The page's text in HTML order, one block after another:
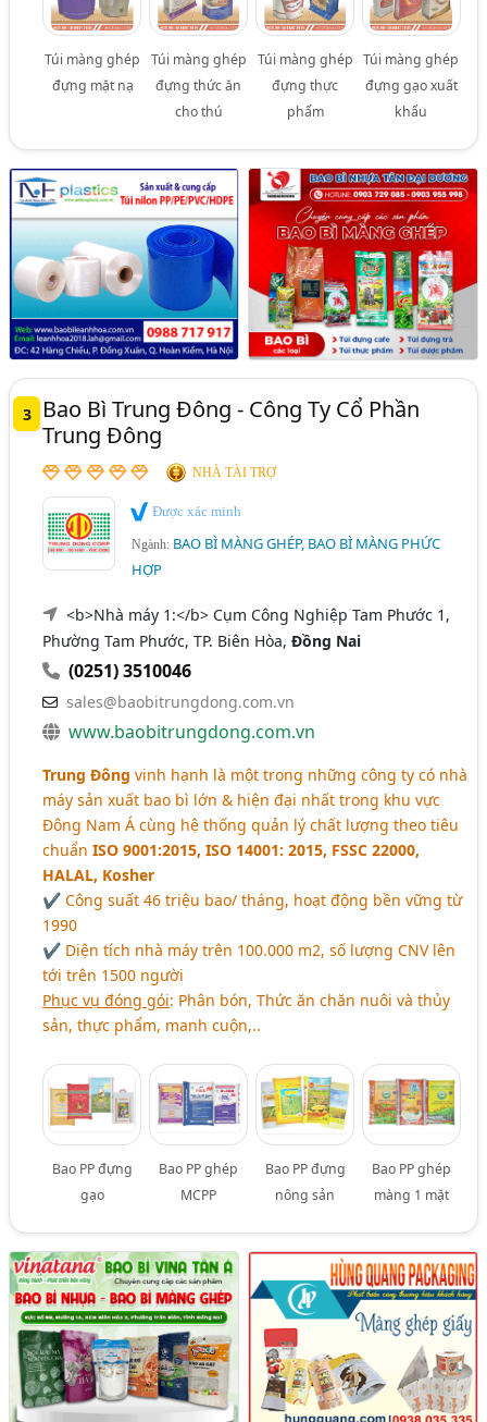
Túi màng ghép
đựng mặt nạ
Túi màng ghép
đựng thức ăn
cho thú
Túi màng ghép
đựng thực
phẩm
Túi màng ghép
đựng gạo xuất
khẩu
3
Bao Bì Trung Đông - Công Ty Cổ Phần
Trung Đông
NHÀ TÀI TRỢ
Được xác minh
Ngành: BAO BÌ MÀNG GHÉP, BAO BÌ MÀNG PHỨC
HỢP
<b>Nhà máy 1:</b> Cụm Công Nghiệp Tam Phước 1,
Phường Tam Phước, TP. Biên Hòa,Đồng Nai
(0251) 3510046
sales@baobitrungdong.com.vn
www.baobitrungdong.com.vn
Trung Đông vinh hạnh là một trong những công ty có nhà
máy sản xuất bao bì lớn & hiện đại nhất trong khu vực
Đông Nam Á cùng hệ thống quản lý chất lượng theo tiêu
chuẩnISO 9001:2015, ISO 14001: 2015, FSSC 22000,
HALAL, Kosher
✔ Công suất 46 triệu bao/ tháng, hoạt động bền vững từ
1990
✔ Diện tích nhà máy trên 100.000 m2, số lượng CNV lên
tới trên 1500 người
Phục vụ đóng gói: Phân bón, Thức ăn chăn nuôi và thủy
sản, thực phẩm, manh cuộn,..
Bao PP đựng
gạo
Bao PP ghép
MCPP
Bao PP đựng
nông sản
Bao PP ghép
màng 1 mặt